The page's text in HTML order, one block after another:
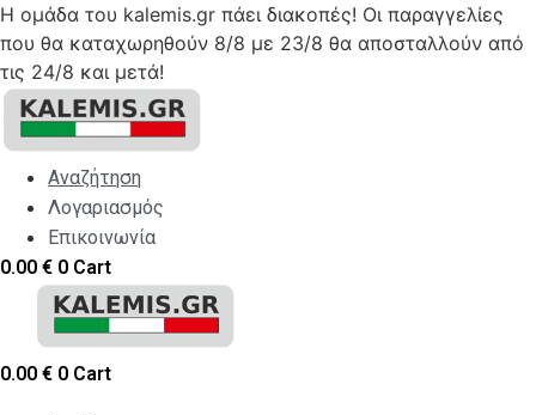
Η ομάδα του kalemis.gr πάει διακοπές! Οι παραγγελίες
που θα καταχωρηθούν 8/8 με 23/8 θα αποσταλλούν από
τις 24/8 και μετά!
Skip
content
Αναζήτηση
Λογαριασμός
Επικοινωνία
0.00 € 0 Cart
0.00 € 0 Cart